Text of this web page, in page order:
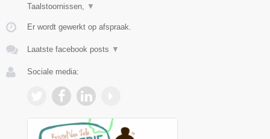
Taalstoornissen,
▼
Er wordt gewerkt op afspraak.
Laatste facebook posts ▼
Sociale media: